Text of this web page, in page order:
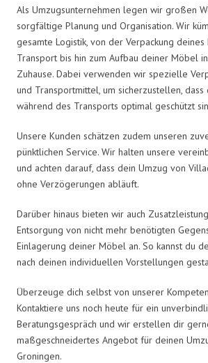
Als Umzugsunternehmen legen wir großen
sorgfältige Planung und Organisation. Wir
gesamte Logistik, von der Verpackung
Transport bis hin zum Aufbau deiner Möbel
Zuhause. Dabei verwenden wir spezielle
und Transportmittel, um sicherzustellen,
während des Transports optimal geschützt
Unsere Kunden schätzen zudem unseren
pünktlichen Service. Wir halten unsere
und achten darauf, dass dein Umzug von
ohne Verzögerungen abläuft.
Darüber hinaus bieten wir auch
Entsorgung von nicht mehr benötigten
Einlagerung deiner Möbel an. So kannst du
nach deinen individuellen Vorstellungen
Überzeuge dich selbst von unserer
Kontaktiere uns noch heute für ein
Beratungsgespräch und wir erstellen dir
maßgeschneidertes Angebot für deinen
Groningen.